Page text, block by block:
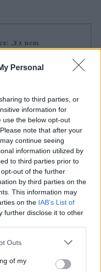
Personal
to third parties, or
information for
use the below opt-out
note that after your
continue seeing
information utilized by
to third parties prior to
out of the further
by third parties on the
This information may
on the IAB’s List of
further disclose it to other
one or more Google
You may click to
Outs
of my
„Ez nem
ban, ez az Egyesült
terve „minden
tanácsaival
használja
annak
mi számít
ehelyett egy
azt,
az